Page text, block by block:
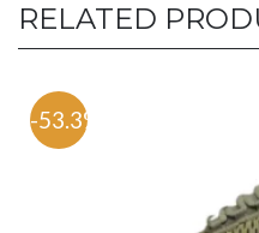
RELATED
-53.3%